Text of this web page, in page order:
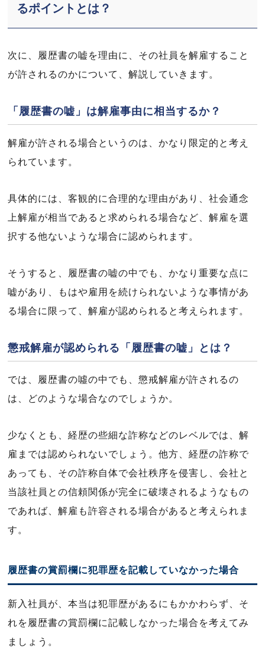
るポイントとは？
次に、履歴書の嘘を理由に、その社員を解雇すること
が許されるのかについて、解説していきます。
「履歴書の嘘」は解雇事由に相当するか？
解雇が許される場合というのは、かなり限定的と考え
られています。
具体的には、客観的に合理的な理由があり、社会通念
上解雇が相当であると求められる場合など、解雇を選
択する他ないような場合に認められます。
そうすると、履歴書の嘘の中でも、かなり重要な点に
嘘があり、もはや雇用を続けられないような事情があ
る場合に限って、解雇が認められると考えられます。
懲戒解雇が認められる「履歴書の嘘」とは？
では、履歴書の噓の中でも、懲戒解雇が許されるの
は、どのような場合なのでしょうか。
少なくとも、経歴の些細な詐称などのレベルでは、解
雇までは認められないでしょう。他方、経歴の詐称で
あっても、その詐称自体で会社秩序を侵害し、会社と
当該社員との信頼関係が完全に破壊されるようなもの
であれば、解雇も許容される場合があると考えられま
す。
履歴書の賞罰欄に犯罪歴を記載していなかった場合
新入社員が、本当は犯罪歴があるにもかかわらず、そ
れを履歴書の賞罰欄に記載しなかった場合を考えてみ
ましょう。